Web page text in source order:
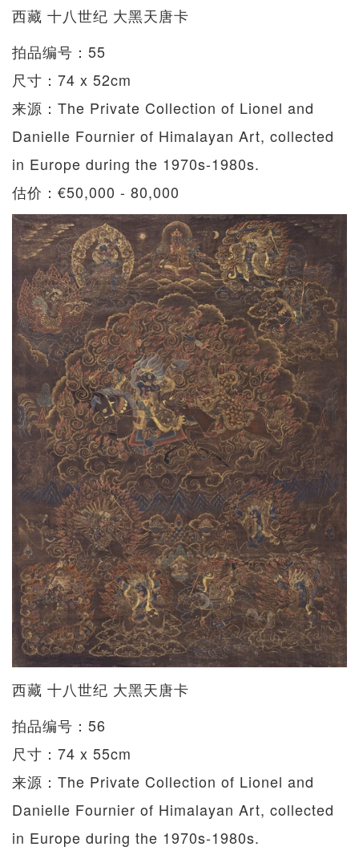
西藏 十八世纪 大黑天唐卡
拍品编号：55
尺寸：74 x 52cm
来源：The Private Collection of Lionel and
Danielle Fournier of Himalayan Art, collected
in Europe during the 1970s-1980s.
估价：€50,000 - 80,000
西藏 十八世纪 大黑天唐卡
拍品编号：56
尺寸：74 x 55cm
来源：The Private Collection of Lionel and
Danielle Fournier of Himalayan Art, collected
in Europe during the 1970s-1980s.